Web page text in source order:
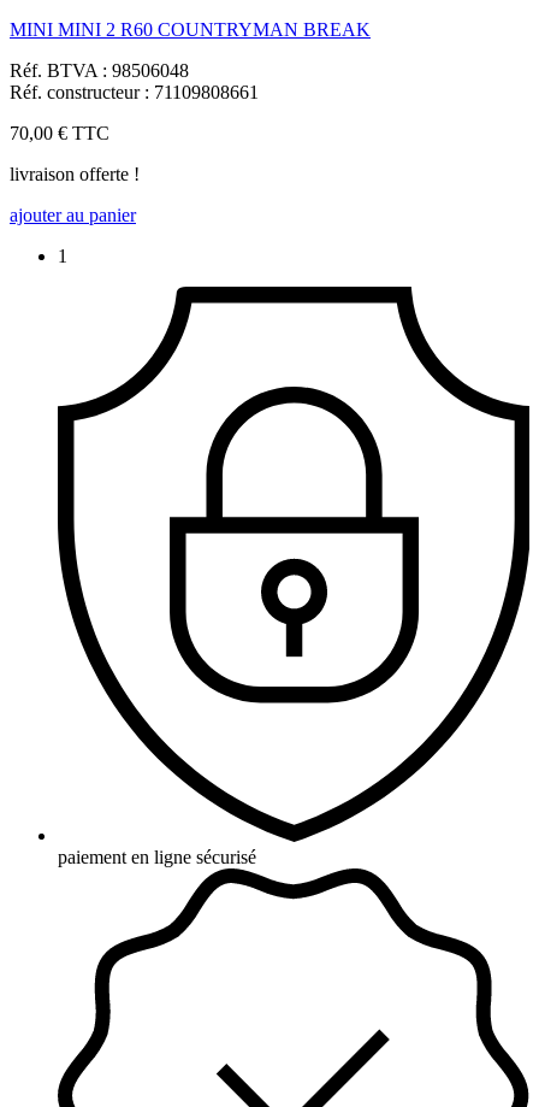
MINI MINI 2 R60 COUNTRYMAN BREAK
Réf. BTVA : 98506048
Réf. constructeur : 71109808661
70,00 € TTC
livraison offerte !
ajouter au panier
1
paiement en ligne sécurisé